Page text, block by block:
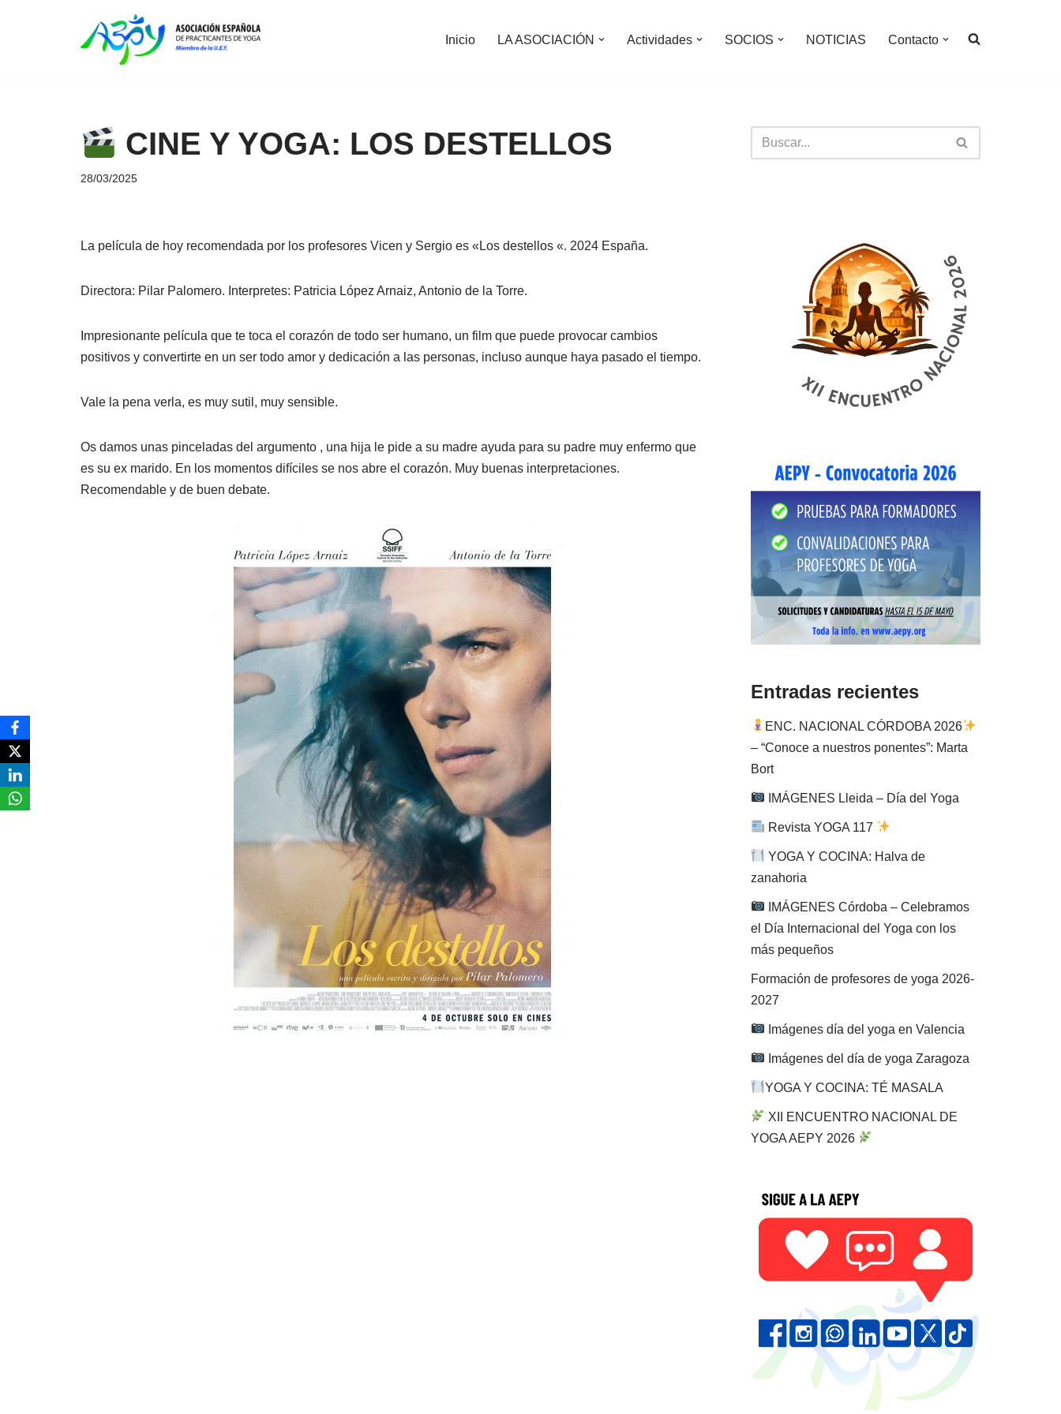
Inicio LA ASOCIACIÓN Actividades SOCIOS NOTICIAS Contacto
CINE Y YOGA: LOS DESTELLOS
28/03/2025
La película de hoy recomendada por los profesores Vicen y Sergio es «Los destellos «. 2024 España.
Directora: Pilar Palomero. Interpretes: Patricia López Arnaiz, Antonio de la Torre.
Impresionante película que te toca el corazón de todo ser humano, un film que puede provocar cambios
positivos y convertirte en un ser todo amor y dedicación a las personas, incluso aunque haya pasado el tiempo.
Vale la pena verla, es muy sutil, muy sensible.
Os damos unas pinceladas del argumento , una hija le pide a su madre ayuda para su padre muy enfermo que
es su ex marido. En los momentos difíciles se nos abre el corazón. Muy buenas interpretaciones.
Recomendable y de buen debate.
Entradas recientes
ENC. NACIONAL CÓRDOBA 2026
– “Conoce a nuestros ponentes”: Marta
Bort
IMÁGENES Lleida – Día del Yoga
Revista YOGA 117
YOGA Y COCINA: Halva de
zanahoria
IMÁGENES Córdoba – Celebramos
el Día Internacional del Yoga con los
más pequeños
Formación de profesores de yoga 2026-
2027
Imágenes día del yoga en Valencia
Imágenes del día de yoga Zaragoza
YOGA Y COCINA: TÉ MASALA
XII ENCUENTRO NACIONAL DE
YOGA AEPY 2026